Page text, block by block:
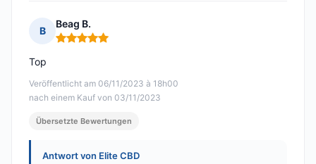
B
Beag B.
Hinweis: 5 von 5
Veröffentlicht am 06/11/2023 à 18h00
nach einem Kauf von 03/11/2023
Top
Übersetzte Bewertungen
Antwort von Elite CBD